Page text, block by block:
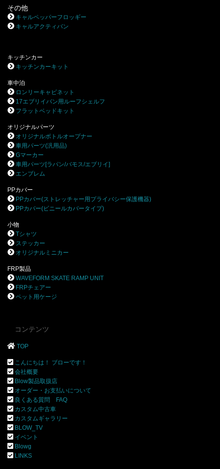
その他
キャルペッパーフロッギー
キャルアクティバン
キッチンカー
キッチンカーキット
車中泊
ロンリーキャビネット
17エブリイバン用ルーフシェルフ
フラットベッドキット
オリジナルパーツ
オリジナルボトルオープナー
車用パーツ(汎用品)
Gマーカー
車用パーツ[ラパン/バモス/エブリイ]
エンブレム
PPカバー
PPカバー(ストレッチャー用プライバシー保護機器)
PPカバー(ビニールカバータイプ)
小物
Tシャツ
ステッカー
オリジナルミニカー
FRP製品
WAVEFORM SKATE RAMP UNIT
FRPチェアー
ペット用ケージ
コンテンツ
TOP
こんにちは！ ブローです！
会社概要
Blow製品取扱店
オーダー・お支払いについて
良くある質問 FAQ
カスタム中古車
カスタムギャラリー
BLOW_TV
イベント
Blowg
LINKS